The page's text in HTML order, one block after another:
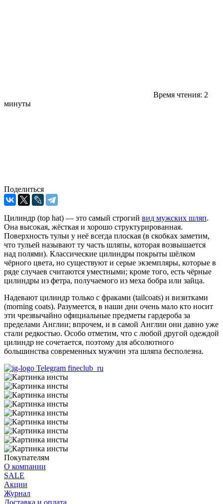
Время чтения: 2
минуты
Поделиться
Цилиндр (top hat) — это самый строгий вид мужских шляп.
Она высокая, жёсткая и хорошо структурированная.
Поверхность тульи у неё всегда плоская (в скобках заметим,
что тульей называют ту часть шляпы, которая возвышается
над полями). Классические цилиндры покрыты шёлком
чёрного цвета, но существуют и серые экземпляры, которые в
ряде случаев считаются уместными; кроме того, есть чёрные
цилиндры из фетра, получаемого из меха бобра или зайца.
Надевают цилиндр только с фраками (tailcoats) и визитками
(morning coats). Разумеется, в наши дни очень мало кто носит
эти чрезвычайно официальные предметы гардероба за
пределами Англии; впрочем, и в самой Англии они давно уже
стали редкостью. Особо отметим, что с любой другой одеждой
цилиндр не сочетается, поэтому для абсолютного
большинства современных мужчин эта шляпа бесполезна.
Telegram fineclub_ru
Покупателям
О компании
SALE
Акции
Журнал
Доставка и оплата